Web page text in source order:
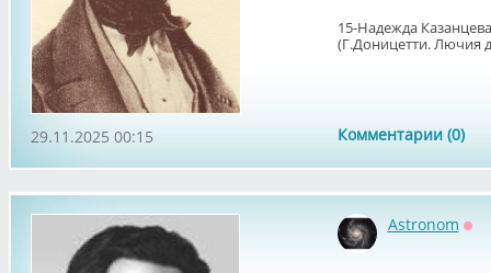
15-Надежда
(Г.Доницетти. Лючия
Комментарии (0)
29.11.2025 00:15
Astronom